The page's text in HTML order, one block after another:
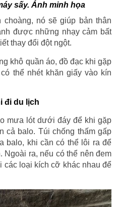
sấy. Ảnh minh họa
nó sẽ giúp bản thân
được những nhạy cảm bất
thay đổi đột ngột.
khô quần áo, đồ đạc khi gặp
thể nhét khăn giấy vào kín
đi du lịch
mưa lót dưới đáy để khi gặp
cả balo. Túi chống thấm gấp
balo, khi cần có thể lôi ra để
Ngoài ra, nếu có thể nên đem
các loại kích cỡ khác nhau để